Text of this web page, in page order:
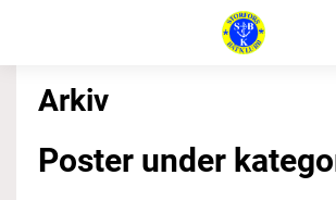
Arkiv
Poster under